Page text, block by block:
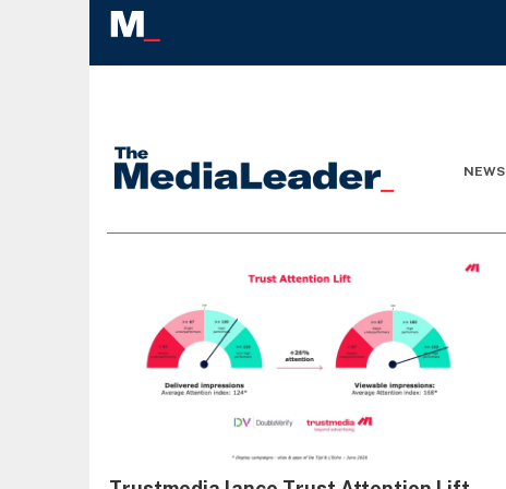
NEWS